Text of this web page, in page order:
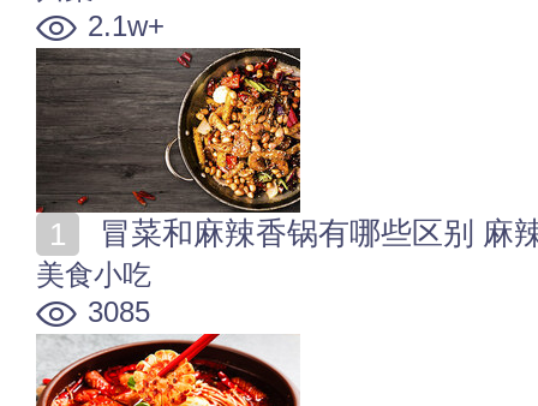
2.1w+
冒菜和麻辣香锅有哪些区别 麻
美食小吃
3085